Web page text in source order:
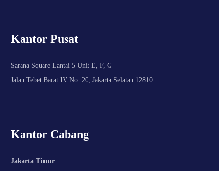
Kantor Pusat
Sarana Square Lantai 5 Unit E, F, G
Jalan Tebet Barat IV No. 20, Jakarta Selatan 12810
Kantor Cabang
Jakarta Timur